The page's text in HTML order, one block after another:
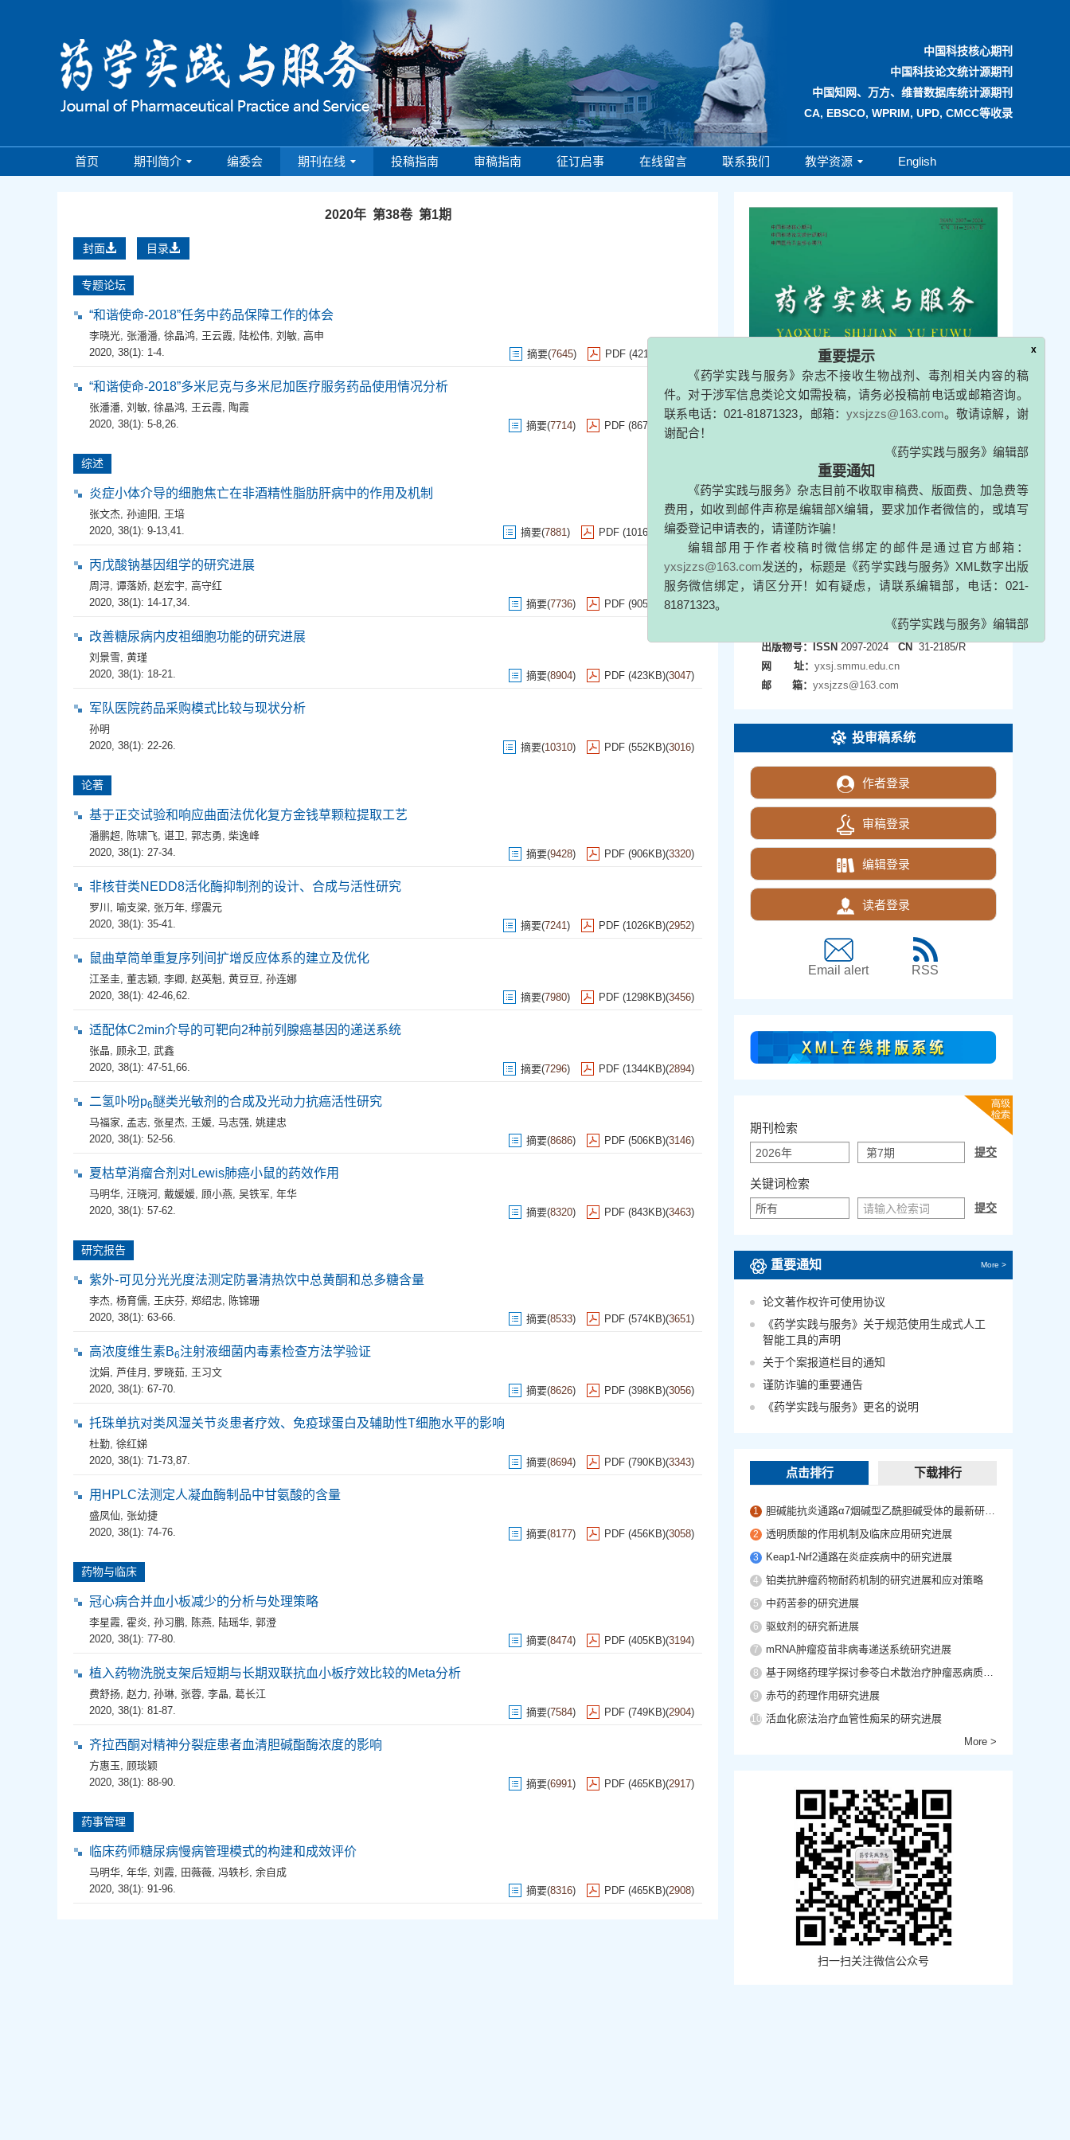
中国科技核心期刊
中国科技论文统计源期刊
中国知网、万方、维普数据库统计源期刊
CA, EBSCO, WPRIM, UPD, CMCC等收录
首页 期刊简介 编委会 期刊在线 投稿指南 审稿指南 征订启事 在线留言 联系我们 教学资源 English
重要提示
《药学实践与服务》杂志不接收生物战剂、毒剂相关内容的稿
件。对于涉军信息类论文如需投稿，请务必投稿前电话或邮箱咨询。
yxsjzzs@163.com。敬请谅解，谢
《药学实践与服务》编辑部
重要通知
《药学实践与服务》杂志目前不收取审稿费、版面费、加急费等
费用，如收到邮件声称是编辑部X编辑，要求加作者微信的，或填写
编委登记申请表的，请谨防诈骗！
编辑部用于作者校稿时微信绑定的邮件是通过官方邮箱：
yxsjzzs@163.com
服务微信绑定，请区分开！如有疑虑，请联系编辑部，电话：021-
81871323。
2020年 第38卷 第1期
封面 目录
专题论坛
“和谐使命-2018”任务中药品保障工作的体会
李晓光, 张潘潘, 徐晶鸿, 王云霞, 陆松伟, 刘敏, 高申
2020, 38(1): 1-4.
摘要(7645) PDF (421KB)
“和谐使命-2018”多米尼克与多米尼加医疗服务药品使用情况分析
张潘潘, 刘敏, 徐晶鸿, 王云霞, 陶霞
2020, 38(1): 5-8,26.
摘要(7714) PDF (867KB)(3379 )
综述
炎症小体介导的细胞焦亡在非酒精性脂肪肝病中的作用及机制
张文杰, 孙迪阳 , 王培
2020, 38(1): 9-13,41.
摘要(7881) PDF (1016KB)(3540)
丙戊酸钠基因组学的研究进展
周浔, 谭落娇, 赵宏宇, 高守红
2020, 38(1): 14-17,34.
摘要(7736) PDF (905KB)(2819)
改善糖尿病内皮祖细胞功能的研究进展
刘景雪, 黄瑾
2020, 38(1): 18-21.
摘要(8904) PDF (423KB)(3047)
军队医院药品采购模式比较与现状分析
孙明
2020, 38(1): 22-26.
摘要(10310) PDF (552KB)(3016)
论著
基于正交试验和响应曲面法优化复方金钱草颗粒提取工艺
潘鹏超, 陈啸飞, 谌卫, 郭志勇, 柴逸峰
2020, 38(1): 27-34.
摘要(9428) PDF (906KB)(3320)
非核苷类NEDD8活化酶抑制剂的设计、合成与活性研究
罗川 , 喻支梁, 张万年, 缪震元
2020, 38(1): 35-41.
摘要(7241) PDF (1026KB)(2952)
鼠曲草简单重复序列间扩增反应体系的建立及优化
江圣圭, 董志颖, 李卿, 赵英魁, 黄豆豆, 孙连娜
2020, 38(1): 42-46,62.
摘要(7980) PDF (1298KB)(3456)
适配体C2min介导的可靶向2种前列腺癌基因的递送系统
张晶, 顾永卫, 武鑫
2020, 38(1): 47-51,66.
摘要(7296) PDF (1344KB)(2894)
二氢卟吩p6醚类光敏剂的合成及光动力抗癌活性研究
马福家, 孟志, 张星杰, 王媛, 马志强, 姚建忠
2020, 38(1): 52-56.
摘要(8686) PDF (506KB)(3146)
夏枯草消瘤合剂对Lewis肺癌小鼠的药效作用
马明华, 汪晓河, 戴媛媛, 顾小燕, 吴铁军, 年华
2020, 38(1): 57-62.
摘要(8320) PDF (843KB)(3463)
研究报告
紫外-可见分光光度法测定防暑清热饮中总黄酮和总多糖含量
李杰, 杨育儒, 王庆芬, 郑绍忠, 陈锦珊
2020, 38(1): 63-66.
摘要(8533) PDF (574KB)(3651)
高浓度维生素B6注射液细菌内毒素检查方法学验证
沈娟, 芦佳月 , 罗晓茹, 王习文
2020, 38(1): 67-70.
摘要(8626) PDF (398KB)(3056)
托珠单抗对类风湿关节炎患者疗效、免疫球蛋白及辅助性T细胞水平的影响
杜勤, 徐红娣
2020, 38(1): 71-73,87.
摘要(8694) PDF (790KB)(3343)
用HPLC法测定人凝血酶制品中甘氨酸的含量
盛凤仙, 张幼捷
2020, 38(1): 74-76.
摘要(8177) PDF (456KB)(3058)
药物与临床
冠心病合并血小板减少的分析与处理策略
李星霞, 霍炎, 孙习鹏, 陈燕, 陆瑶华, 郭澄
2020, 38(1): 77-80.
摘要(8474) PDF (405KB)(3194)
植入药物洗脱支架后短期与长期双联抗血小板疗效比较的Meta分析
费舒扬, 赵力, 孙琳, 张蓉, 李晶, 葛长江
2020, 38(1): 81-87.
摘要(7584) PDF (749KB)(2904)
齐拉西酮对精神分裂症患者血清胆碱酯酶浓度的影响
方惠玉, 顾琰颖
2020, 38(1): 88-90.
摘要(6991) PDF (465KB)(2917)
药事管理
临床药师糖尿病慢病管理模式的构建和成效评价
马明华, 年华, 刘霞, 田薇薇, 冯轶杉, 余自成
2020, 38(1): 91-96.
摘要(8316) PDF (465KB)(2908)
主管单位：
中国人民解放军海军军医大学
出版物号：
ISSN 2097-2024 CN
31-2185/R
网 址：yxsj.smmu.edu.cn
邮 箱：yxsjzzs@163.com
投审稿系统
作者登录
审稿登录
编辑登录
读者登录
Email alert RSS
期刊检索
关键词检索
重要通知 More >
论文著作权许可使用协议
《药学实践与服务》关于规范使用生成式人工
智能工具的声明
关于个案报道栏目的通知
谨防诈骗的重要通告
《药学实践与服务》更名的说明
点击排行 下载排行
1 胆碱能抗炎通路α7烟碱型乙酰胆碱受体的最新研究进展
2 透明质酸的作用机制及临床应用研究进展
3 Keap1-Nrf2通路在炎症疾病中的研究进展
4 铂类抗肿瘤药物耐药机制的研究进展和应对策略
5 中药苦参的研究进展
6 驱蚊剂的研究新进展
7 mRNA肿瘤疫苗非病毒递送系统研究进展
8 基于网络药理学探讨参苓白术散治疗肿瘤恶病质的作用机制
9 赤芍的药理作用研究进展
10 活血化瘀法治疗血管性痴呆的研究进展
More >
扫一扫关注微信公众号